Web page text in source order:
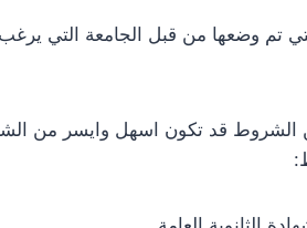
تم وضعها من قبل الجامعة التي
قد تكون اسهل وايسر من